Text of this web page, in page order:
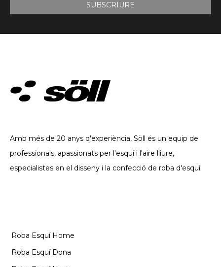
SUBSCRIURE
Amb més de 20 anys d'experiència, Söll és un equip de
professionals, apassionats per l'esquí i l'aire lliure,
especialistes en el disseny i la confecció de roba d'esquí.
Roba Esquí Home
Roba Esquí Dona